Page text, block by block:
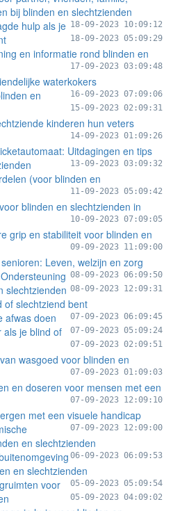
bij blinden en slechtzienden
18-09-2023 10:09:12
hulp als je
18-09-2023 05:09:29
en informatie rond blinden en
17-09-2023 03:09:48
waterkokers
16-09-2023 07:09:06
en
15-09-2023 02:09:31
kinderen hun veters
14-09-2023 01:09:26
Uitdagingen en tips
13-09-2023 03:09:32
(voor blinden en
11-09-2023 05:09:42
blinden en slechtzienden in
10-09-2023 07:09:05
grip en stabiliteit voor blinden en
09-09-2023 11:09:00
Leven, welzijn en zorg
08-09-2023 06:09:50
slechtzienden 08-09-2023 12:09:31
of slechtziend bent
07-09-2023 06:09:45
afwas doen
07-09-2023 05:09:24
als je blind of
07-09-2023 02:09:51
wasgoed voor blinden en
07-09-2023 01:09:03
en doseren voor mensen met een
07-09-2023 12:09:10
met een visuele handicap
07-09-2023 12:09:00
en slechtzienden
06-09-2023 06:09:53
en slechtzienden
05-09-2023 05:09:54
voor
05-09-2023 04:09:02